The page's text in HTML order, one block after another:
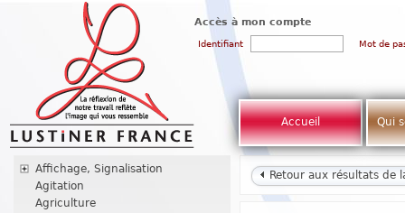
Accès à mon compte
Identifiant Mot de
Accueil Qui
Affichage, Signalisation
Agitation
Agriculture
Retour aux résultats de